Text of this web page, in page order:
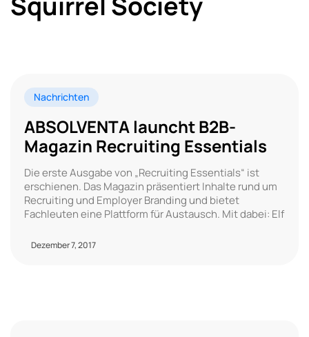
Nachrichten
ABSOLVENTA launcht B2B-
Magazin Recruiting Essentials
Die erste Ausgabe von „Recruiting Essentials“ ist
erschienen. Das Magazin präsentiert Inhalte rund um
Recruiting und Employer Branding und bietet
Fachleuten eine Plattform für Austausch. Mit dabei: Elf
Dezember 7, 2017